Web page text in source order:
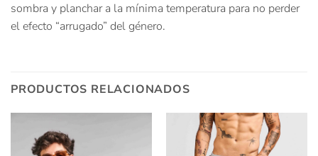
sombra y planchar a la mínima temperatura para no perder
el efecto “arrugado” del género.
PRODUCTOS RELACIONADOS